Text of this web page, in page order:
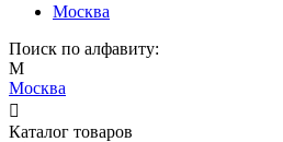
Москва
Поиск по алфавиту:
М
Москва

Каталог товаров